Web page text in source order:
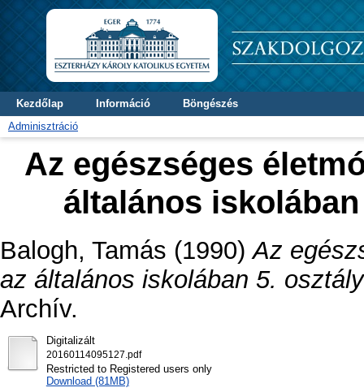
Kezdőlap Információ
Böngészés
Adminisztráció
Az egészséges
általános
Balogh, Tamás (1990)Az
az általános iskolában 5.
Archív.
Digitalizált
20160114095127.pdf
Restricted to Registered users only
Download (81MB)